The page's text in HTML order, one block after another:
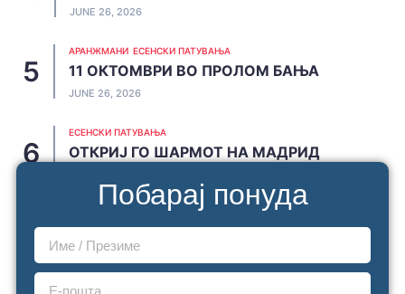
JUNE 26, 2026
АРАНЖМАНИ ЕСЕНСКИ ПАТУВАЊА
11 ОКТОМВРИ ВО ПРОЛОМ БАЊА
JUNE 26, 2026
ЕСЕНСКИ ПАТУВАЊА
ОТКРИЈ ГО ШАРМОТ НА МАДРИД
Побарај понуда